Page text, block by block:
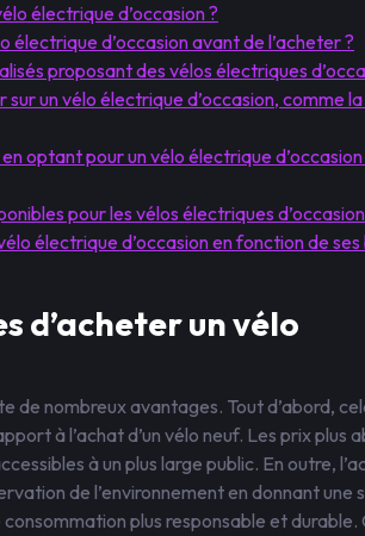
électrique d’occasion ?
électrique d’occasion avant de l’acheter ?
proposant des vélos électriques
un vélo électrique d’occasion, comme
optant pour un vélo électrique d’occasion
pour les vélos électriques
électrique d’occasion en fonction de
d’acheter un vélo
de nombreux avantages. Tout d’abord,
à l’achat d’un vélo neuf. Les prix plus
à un plus large public. En outre,
de l’environnement en donnant une
plus responsable et durable.